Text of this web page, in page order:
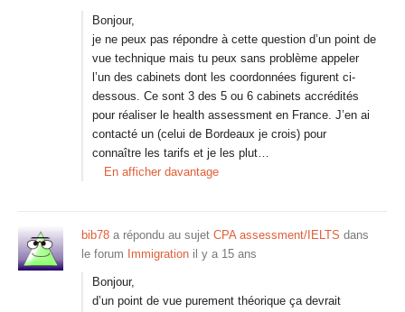
Bonjour,
je ne peux pas répondre à cette question d’un point de
vue technique mais tu peux sans problème appeler
l’un des cabinets dont les coordonnées figurent ci-
dessous. Ce sont 3 des 5 ou 6 cabinets accrédités
pour réaliser le health assessment en France. J’en ai
contacté un (celui de Bordeaux je crois) pour
connaître les tarifs et je les plut…
En afficher davantage
bib78 a répondu au sujet CPA assessment/IELTS dans
le forum Immigration il y a 15 ans
Bonjour,
d’un point de vue purement théorique ça devrait